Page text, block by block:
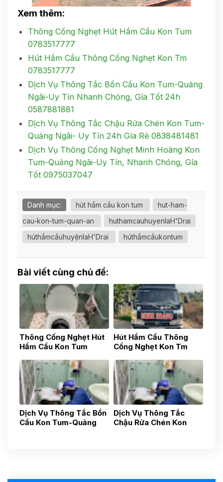
Xem thêm:
Thông Cống Nghẹt Hút Hầm Cầu Kon Tum
0783517777
Hút Hầm Cầu Thông Cống Nghẹt Kon Tm
0783517777
Dịch Vụ Thông Tắc Bồn Cầu Kon Tum-Quảng
Ngãi-Uy Tín Nhanh Chóng, Gía Tốt 24h
0587881881
Dịch Vụ Thông Tắc Chậu Rửa Chén Kon Tum-
Quảng Ngãi- Uy Tín 24h Gía Rẻ 0838481481
Dịch Vụ Thông Cống Nghẹt Minh Hoàng Kon
Tum-Quảng Ngãi-Uy Tín, Nhanh Chóng, Gía
Tốt 0975037047
Danh mục: hút hầm cầu kon tum
hut-ham-
cau-kon-tum-quan-an
huthamcauhuyenIaH'Drai
húthầmcầuhuyệnIaH'Drai
húthầmcầukontum
Bài viết cùng chủ đề:
Thông Cống Nghẹt Hút
Hầm Cầu Kon Tum
Hút Hầm Cầu Thông
Cống Nghẹt Kon Tm
Dịch Vụ Thông Tắc Bồn
Cầu Kon Tum-Quảng
Dịch Vụ Thông Tắc
Chậu Rửa Chén Kon